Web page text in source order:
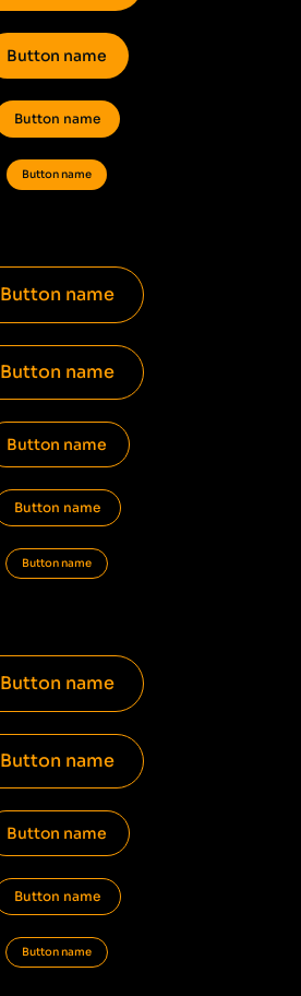
Button name
Button name
Button name
Button name
Button name
Button name
Button name
Button name
Button name
Button name
Button name
Button name
Button name